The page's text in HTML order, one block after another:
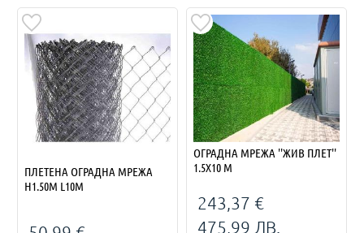
ПЛЕТЕНА ОГРАДНА МРЕЖА
H1.50М L10М
ОГРАДНА МРЕЖА ''ЖИВ ПЛЕТ''
1.5Х10 М
243,37 €
475,99 ЛВ.